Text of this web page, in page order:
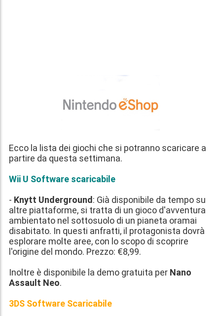
Ecco la lista dei giochi che si potranno scaricare a
partire da questa settimana.
Wii U Software scaricabile
- Knytt Underground : Già disponibile da tempo su
altre piattaforme, si tratta di un gioco d'avventura
ambientato nel sottosuolo di un pianeta oramai
disabitato. In questi anfratti, il protagonista dovrà
esplorare molte aree, con lo scopo di scoprire
l'origine del mondo. Prezzo: €8,99.
Inoltre è disponibile la demo gratuita per Nano
Assault Neo.
3DS Software Scaricabile